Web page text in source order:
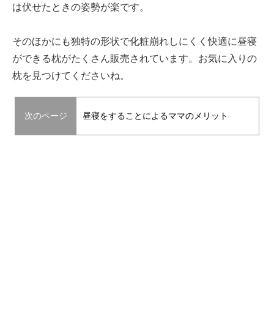
は伏せたときの姿勢が楽です。
そのほかにも独特の形状で化粧崩れしにくく快適に昼寝
ができる枕がたくさん販売されています。お気に入りの
枕を見つけてくださいね。
次のページ 昼寝をすることによるママのメリット